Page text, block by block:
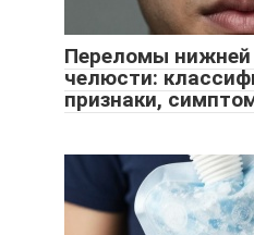
Переломы нижней
челюсти:
признаки,